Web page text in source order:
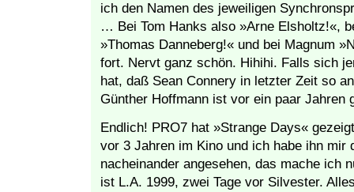
ich den Namen des jeweiligen
… Bei Tom Hanks also »Arne Elsholtz!«,
»Thomas Danneberg!« und bei Magnum
fort. Nervt ganz schön. Hihihi. Falls sich
hat, daß Sean Connery in letzter Zeit so
Günther Hoffmann ist vor ein paar Jahren
Endlich! PRO7 hat »Strange Days«
vor 3 Jahren im Kino und ich habe ihn mir
nacheinander angesehen, das mache ich
ist L.A. 1999, zwei Tage vor Silvester.